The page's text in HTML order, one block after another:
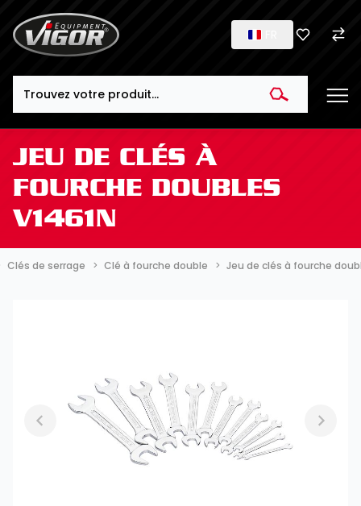
JEU DE CLÉS À
FOURCHE DOUBLES
V1461N
Clés de serrage Clé à fourche double Jeu de clés à fourche